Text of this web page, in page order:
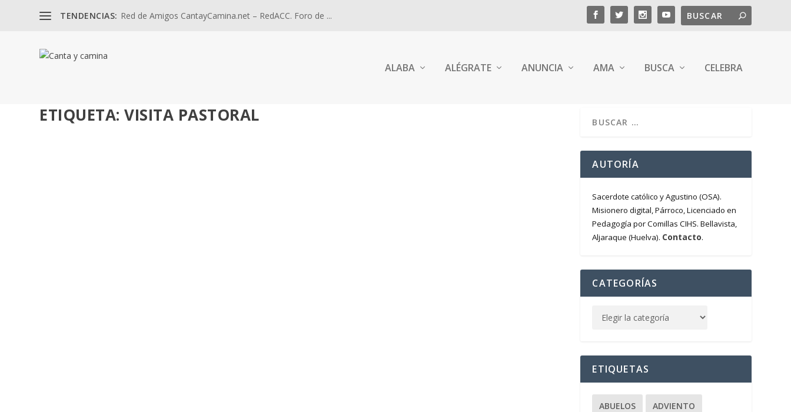
TENDENCIAS: Red de Amigos CantayCamina.net – RedACC. Foro de ...
ALABA ALÉGRATE ANUNCIA AMA BUSCA CELEBRA
ETIQUETA:VISITA PASTORAL
AUTORÍA
Sacerdote católico y Agustino (OSA).
Misionero digital, Párroco, Licenciado en
Pedagogía por Comillas CIHS. Bellavista,
Aljaraque (Huelva). Contacto.
CATEGORÍAS
ETIQUETAS
ABUELOS ADVIENTO